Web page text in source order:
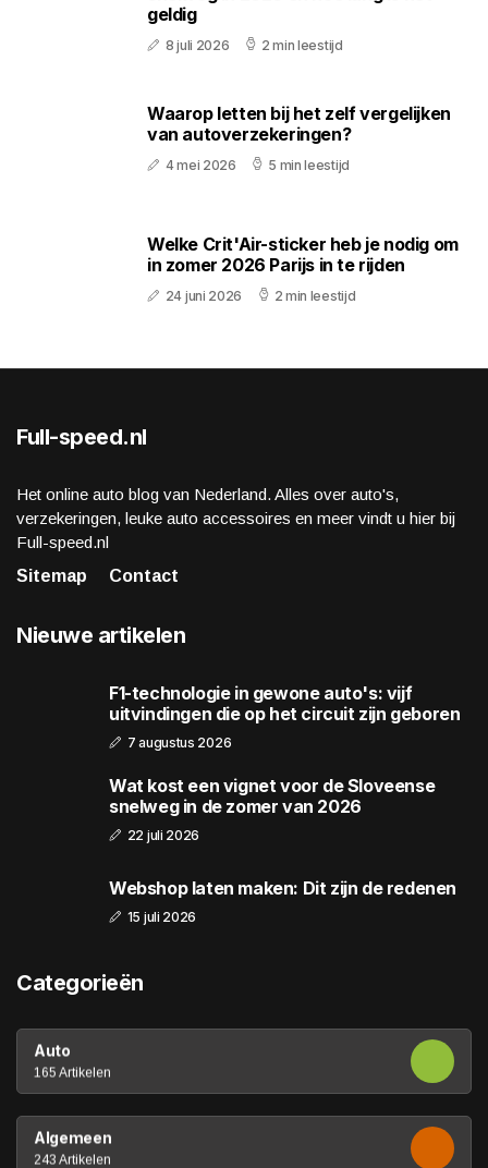
geldig
8 juli 2026 2 min leestijd
Waarop letten bij het zelf vergelijken
van autoverzekeringen?
4 mei 2026 5 min leestijd
Welke Crit'Air-sticker heb je nodig om
in zomer 2026 Parijs in te rijden
24 juni 2026 2 min leestijd
Full-speed.nl
Het online auto blog van Nederland. Alles over auto's,
verzekeringen, leuke auto accessoires en meer vindt u hier bij
Full-speed.nl
Sitemap
Contact
Nieuwe artikelen
F1-technologie in gewone auto's: vijf
uitvindingen die op het circuit zijn geboren
7 augustus 2026
Wat kost een vignet voor de Sloveense
snelweg in de zomer van 2026
22 juli 2026
Webshop laten maken: Dit zijn de redenen
15 juli 2026
Categorieën
Auto
165 Artikelen
Algemeen
243 Artikelen